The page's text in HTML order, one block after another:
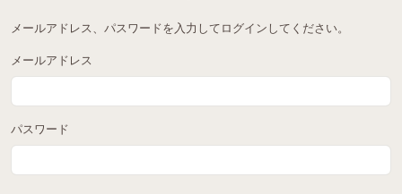
メールアドレス、パスワードを入力してログインしてください。
メールアドレス
パスワード